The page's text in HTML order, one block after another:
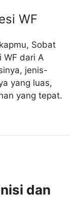
WF
Sobat
WF dari A
jenis-
yang luas,
yang tepat.
dan